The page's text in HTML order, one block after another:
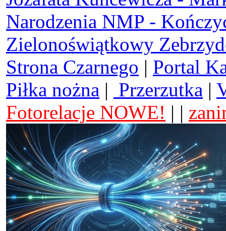
Narodzenia NMP -
Zielonoświątkowy
Strona Czarnego | Portal
Piłka nożna | Przerzutka |
Fotorelacje NOWE! | |